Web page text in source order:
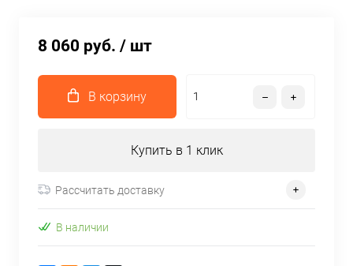
8 060 руб. / шт
В корзину
Купить в 1 клик
Рассчитать доставку
В наличии